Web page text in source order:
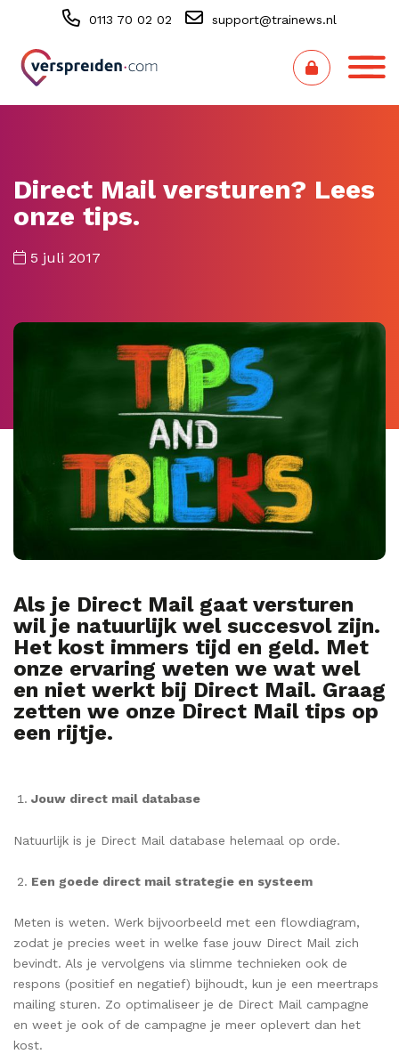
0113 70 02 02 support@trainews.nl
Direct Mail versturen? Lees
onze tips.
5 juli 2017
Als je Direct Mail gaat versturen
wil je natuurlijk wel succesvol zijn.
Het kost immers tijd en geld. Met
onze ervaring weten we wat wel
en niet werkt bij Direct Mail. Graag
zetten we onze Direct Mail tips op
een rijtje.
Jouw direct mail database
Natuurlijk is je Direct Mail database helemaal op orde.
Een goede direct mail strategie en systeem
Meten is weten. Werk bijvoorbeeld met een flowdiagram,
zodat je precies weet in welke fase jouw Direct Mail zich
bevindt. Als je vervolgens via slimme technieken ook de
respons (positief en negatief) bijhoudt, kun je een meertraps
mailing sturen. Zo optimaliseer je de Direct Mail campagne
en weet je ook of de campagne je meer oplevert dan het
kost.